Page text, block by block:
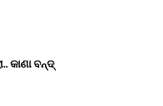
କାଣା ବନ୍ଦ୍‌